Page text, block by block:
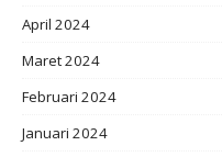
April 2024
Maret 2024
Februari 2024
Januari 2024